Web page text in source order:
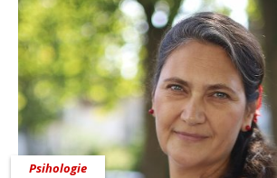
Psihologie